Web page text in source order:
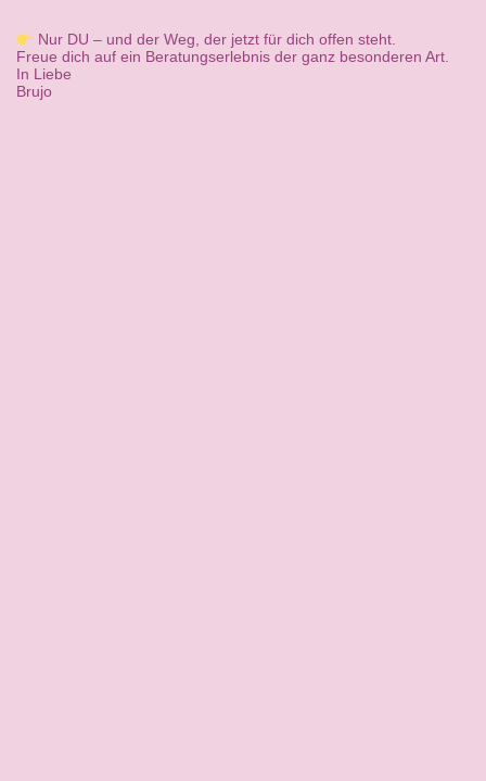
Nur DU – und der Weg, der jetzt für dich offen steht.
Freue dich auf ein Beratungserlebnis der ganz besonderen Art.
In Liebe
Brujo